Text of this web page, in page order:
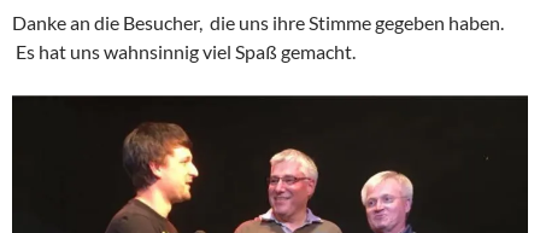
Danke an die Besucher, die uns ihre Stimme gegeben haben.
Es hat uns wahnsinnig viel Spaß gemacht.